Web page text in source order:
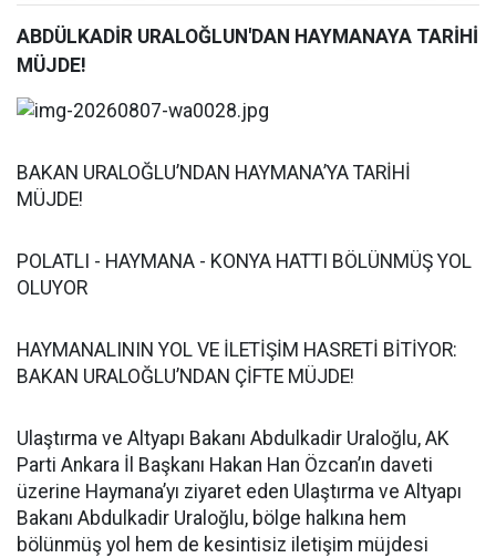
ABDÜLKADİR URALOĞLUN'DAN HAYMANAYA TARİHİ
MÜJDE!
BAKAN URALOĞLU’NDAN HAYMANA’YA TARİHİ
MÜJDE!
POLATLI - HAYMANA - KONYA HATTI BÖLÜNMÜŞ YOL
OLUYOR
HAYMANALININ YOL VE İLETİŞİM HASRETİ BİTİYOR:
BAKAN URALOĞLU’NDAN ÇİFTE MÜJDE!
Ulaştırma ve Altyapı Bakanı Abdulkadir Uraloğlu, AK
Parti Ankara İl Başkanı Hakan Han Özcan’ın daveti
üzerine Haymana’yı ziyaret eden Ulaştırma ve Altyapı
Bakanı Abdulkadir Uraloğlu, bölge halkına hem
bölünmüş yol hem de kesintisiz iletişim müjdesi